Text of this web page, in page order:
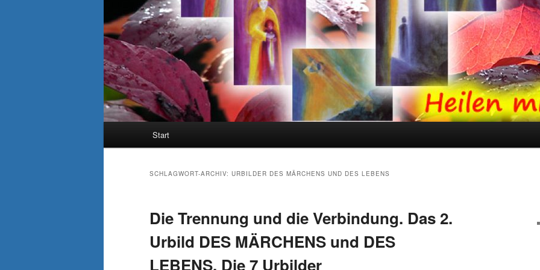
Start
SCHLAGWORT-ARCHIV: URBILDER DES MÄRCHENS UND DES LEBENS
Die Trennung und die Verbindung. Das 2.
Urbild DES MÄRCHENS und DES
LEBENS. Die 7 Urbilder